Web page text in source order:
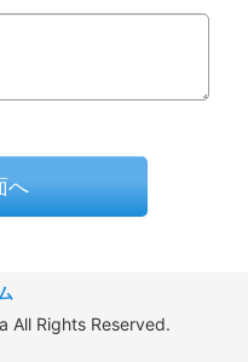
へ
All Rights Reserved.